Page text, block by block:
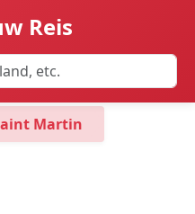
Reis
Martin